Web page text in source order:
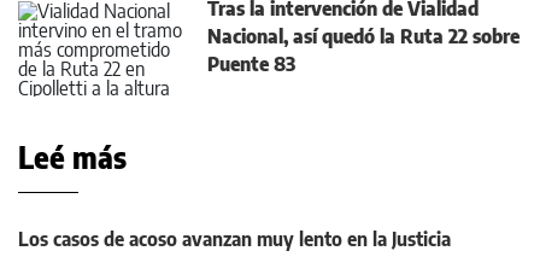
Tras la intervención de Vialidad
Nacional, así quedó la Ruta 22 sobre
Puente 83
Leé más
Los casos de acoso avanzan muy lento en la Justicia